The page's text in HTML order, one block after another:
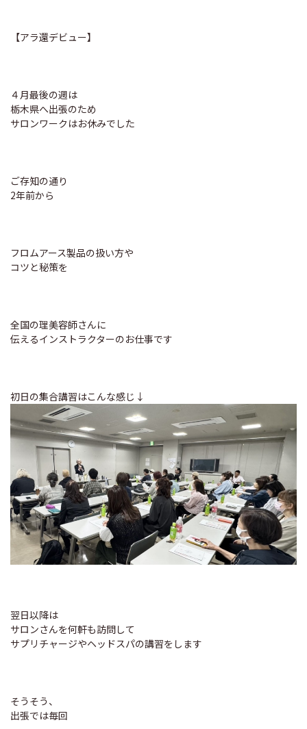
【アラ還デビュー】
４月最後の週は
栃木県へ出張のため
サロンワークはお休みでした
ご存知の通り
2年前から
フロムアース製品の扱い方や
コツと秘策を
全国の理美容師さんに
伝えるインストラクターのお仕事です
初日の集合講習はこんな感じ↓
翌日以降は
サロンさんを何軒も訪問して
サプリチャージやヘッドスパの講習をします
そうそう、
出張では毎回